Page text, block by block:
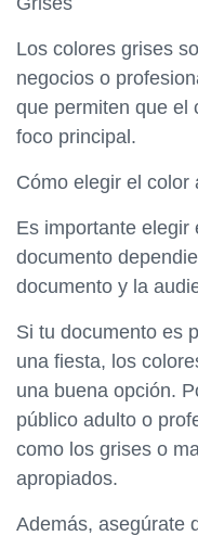
Los colores grises
negocios o
que permiten que el
foco principal.
Cómo elegir el color
Es importante elegir
documento
documento y la
Si tu documento es
una fiesta, los
una buena opción.
público adulto o
como los grises o
apropiados.
Además, asegúrate